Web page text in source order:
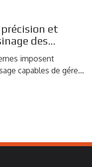
précision et
des
imposent
capables de gérer
strictes et des
Heavy Duty